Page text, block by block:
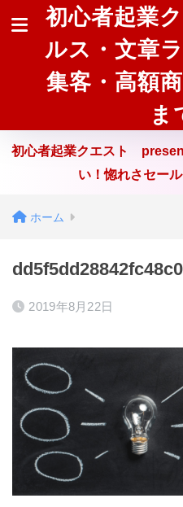
初心者起業
ルス・文章
集客・高額
ま
初心者起業クエスト
い！惚れさセー
ホーム
2019年8月22日